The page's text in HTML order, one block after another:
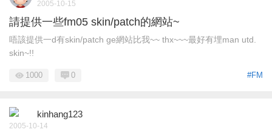
2005-10-15
請提供一些fm05 skin/patch的網站~
唔該提供一d有skin/patch ge網站比我~~ thx~~~最好有埋man utd.
skin~!!
#FM
1000 0
kinhang123
2005-10-14